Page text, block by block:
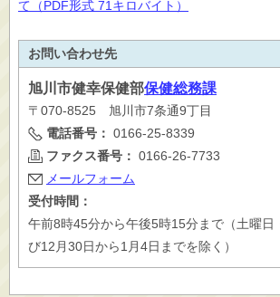
て（PDF形式 71キロバイト）
お問い合わせ先
旭川市健幸保健部保健総務課
〒070-8525 旭川市7条通9丁目
電話番号： 0166-25-8339
ファクス番号： 0166-26-7733
メールフォーム
受付時間：
午前8時45分から午後5時15分まで（土曜日
び12月30日から1月4日までを除く）